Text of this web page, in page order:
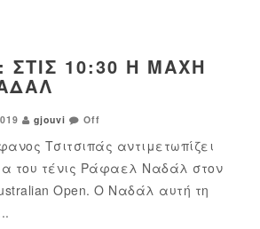
ΣΤΙΣ 10:30 Η ΜΆΧΗ
gjouvi Off
Τσιτσιπάς αντιμετωπίζει
του τένις Ράφαελ Ναδάλ στον
Open. Ο Ναδάλ αυτή τη